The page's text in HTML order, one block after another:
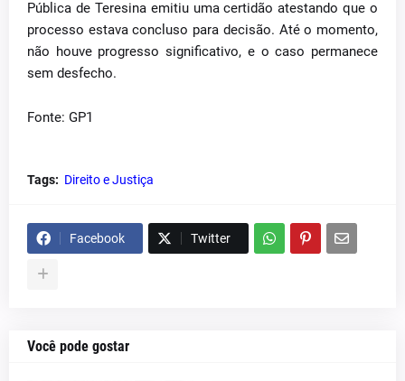
Pública de Teresina emitiu uma certidão atestando que o
processo estava concluso para decisão. Até o momento,
não houve progresso significativo, e o caso permanece
sem desfecho.
Fonte: GP1
Tags: Direito e Justiça
Facebook Twitter
Você pode gostar